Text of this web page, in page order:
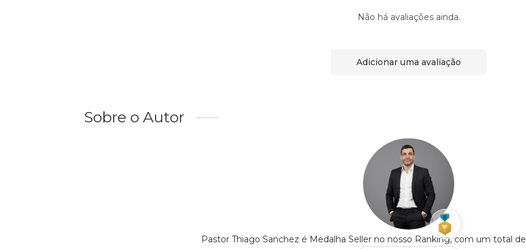
Não há avaliações ainda.
Adicionar uma avaliação
Sobre o Autor
Pastor Thiago Sanchez é Medalha Seller no nosso Ranking, com um total de